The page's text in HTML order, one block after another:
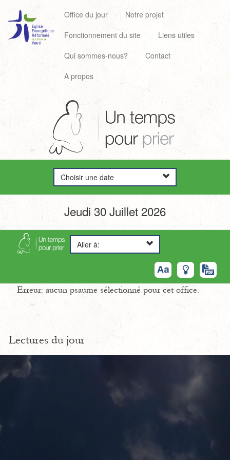
Office du jour
Notre projet
Fonctionnement du site
Liens utiles
Qui sommes-nous?
Contact
A propos
Choisir une date
Jeudi 30 Juillet 2026
Aller à:
Erreur: aucun psaume sélectionné pour cet office.
Lectures du jour